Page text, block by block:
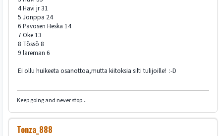
4 Havi jr 31
5 Jonppa 24
6 Pavosen Heska 14
7 Oke 13
8 Tössö 8
9 lareman 6
Ei ollu huikeeta osanottoa,mutta kiitoksia silti tulijoille! :-D
Keep going and never stop...
Tonza_888